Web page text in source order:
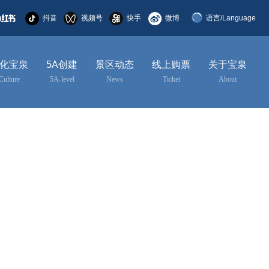
语言/Language
English
抖音 视频号 快手 微博
宝泉 5A创建
5A-level
景区动态
News
线上购票
Ticket
关于宝泉
About